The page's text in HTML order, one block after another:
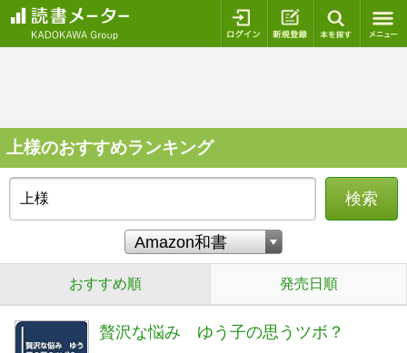
ログイン 新規登録
上様のおすすめランキング
検索
おすすめ順 発売日順
贅沢な悩み ゆう子の思うツボ？